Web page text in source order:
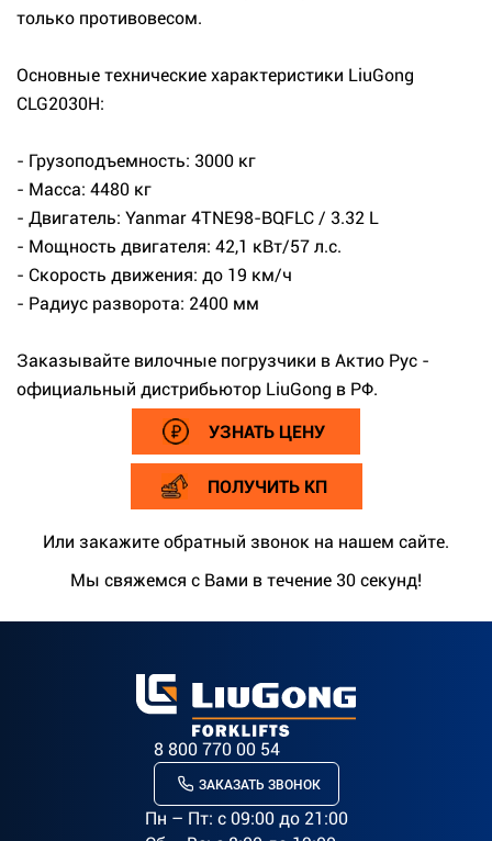
только противовесом.
Основные технические характеристики LiuGong
CLG2030H:
- Грузоподъемность: 3000 кг
- Масса: 4480 кг
- Двигатель: Yanmar 4TNE98-BQFLC / 3.32 L
- Мощность двигателя: 42,1 кВт/57 л.с.
- Скорость движения: до 19 км/ч
- Радиус разворота: 2400 мм
Заказывайте вилочные погрузчики в Актио Рус -
официальный дистрибьютор LiuGong в РФ.
УЗНАТЬ ЦЕНУ
ПОЛУЧИТЬ КП
Или закажите обратный звонок на нашем сайте.
Мы свяжемся с Вами в течение 30 секунд!
8 800 770 00 54
ЗАКАЗАТЬ ЗВОНОК
Пн – Пт: c 09:00 до 21:00